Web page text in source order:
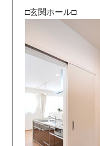
□玄関ホール□